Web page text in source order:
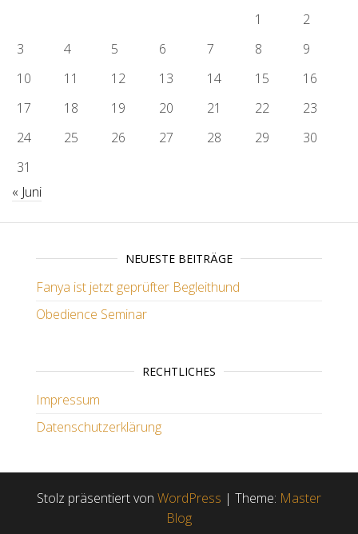
1
2
3
4 5 6 7 8
9
10
11 12 13 14 15
16
17
18 19 20 21 22
23
24
25 26 27 28 29
30
31
« Juni
NEUESTE BEITRÄGE
Fanya ist jetzt geprüfter Begleithund
Obedience Seminar
RECHTLICHES
Impressum
Datenschutzerklärung
Stolz präsentiert von WordPress | Theme: Master
Blog